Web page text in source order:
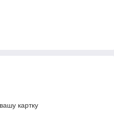
картку